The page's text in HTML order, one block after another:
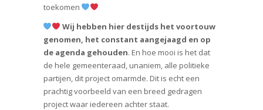
toekomen
Wij hebben hier destijds het voortouw
genomen, het constant aangejaagd en op
de agenda gehouden. En hoe mooi is het dat
de hele gemeenteraad, unaniem, alle politieke
partijen, dit project omarmde. Dit is echt een
prachtig voorbeeld van een breed gedragen
project waar iedereen achter staat.